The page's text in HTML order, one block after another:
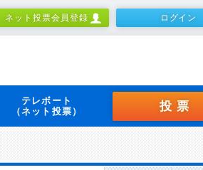
ネット投票会員登録 ログイン
テレボート
（ネット投票）
投票